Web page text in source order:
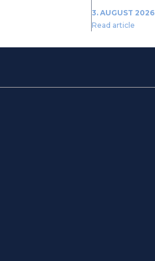
3. AUGUST 2026
Read article